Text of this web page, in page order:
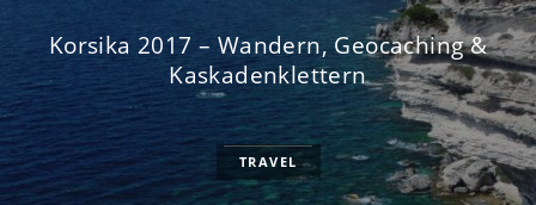
Korsika 2017 – Wandern, Geocaching &
Kaskadenklettern
TRAVEL